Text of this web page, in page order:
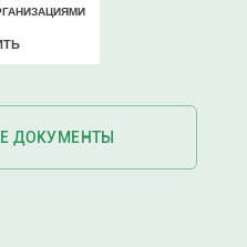
ДОКУМЕНТЫ